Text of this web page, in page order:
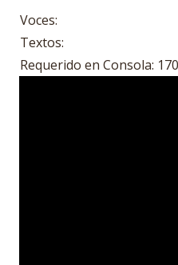
Voces:
Textos:
Requerido en Consola: